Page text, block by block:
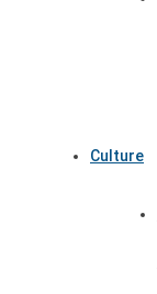
Culture